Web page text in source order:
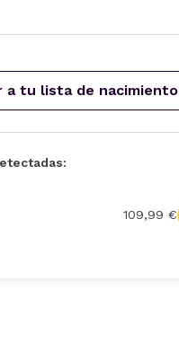
a tu lista de nacimiento
109,99 €